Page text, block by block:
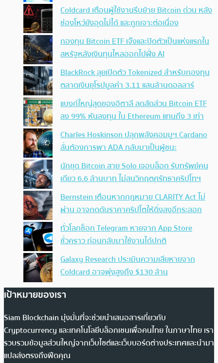
Coldcard เตือนผู้ใช้งานรีบย้าย Bitcoin ด่วน หลัง
ช่องโหว่ยังอุดไม่ได้ และถูกเจาะต่อเนื่อง
กองทุน Bitcoin ETF เจ๊งและปิดตัวเป็นแห่งแรกใน
สหรัฐหลังเงินทุนไหลออกไปฝั่ง AI
BlackRock ลุยเปิดตัว Tokenized สำหรับกองทุน
ตลาดเงินยุโรปมูลค่า 3.11 แสนล้านดอลลาร์
แบงก์ใหญ่สุดของอิตาลี ลดสัดส่วน Bitcoin ETF
ลง 99% หันลงทุน ใน Ethereum แทนถึง 3 เท่า
Charles Hoskinson ปลุกพลังคอมมูฯ Cardano
ลั่นต้องการพา ADA กลับมาเป็นผู้ชนะ
นักขุด Bitcoin สาย Solo เจอบล็อก รับทรัพย์คน
เดียว 6.6 ล้านบาท ไม่สนวิกฤตศรัทธาคริปโทฯ
Bernstein เตือนหากกฎหมาย CLARITY Act ไม่
ผ่าน อาจกดดันราคาคริปโตให้ดิ่งลงอีกระลอก
ทั่วโลกช็อก Telegram หายจาก App Store
ชั่วคราว ก่อนกลับมาใช้งานได้ปกติ
Galaxy Research ประเมินความเสียหายจาก
Coldcard อาจพุ่งสูงถึง $130 ล้าน
เป้าหมายของเรา
Siam Blockchain มุ่งมั่นที่จะช่วยนำเสนอสารเกี่ยวกับ
Cryptocurrency และเทคโนโลยีบล็อกเชนเพื่อคนไทย ในภาษาไทย เรา
รวบรวมข้อมูลส่วนใหญ่จากเว็บไซต์และเว็บบอร์ดต่างประเทศและนำมา
แปลส่งตรงถึงฟีดคุณ